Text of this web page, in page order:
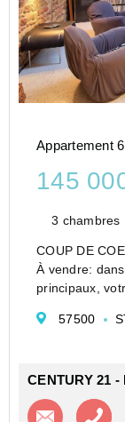
Appartement
145
3 chambres
COUP DE
À vendre: dans
principaux,
situé au c½ur
57500
CENTURY 21